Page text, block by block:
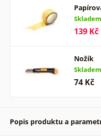
Skladem
139 Kč
Nožík
Skladem
74 Kč
Popis produktu a